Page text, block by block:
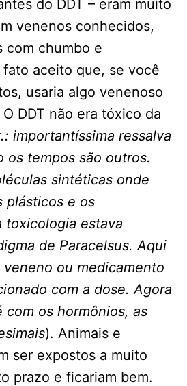
do DDT – eram muito
venenos conhecidos,
com chumbo e
fato aceito que, se você
usaria algo venenoso
DDT não era tóxico da
importantíssima ressalva
os tempos são outros.
sintéticas onde
plásticos e os
toxicologia estava
de Paracelsus. Aqui
ou medicamento
com a dose. Agora
com os hormônios, as
). Animais e
ser expostos a muito
prazo e ficariam bem.